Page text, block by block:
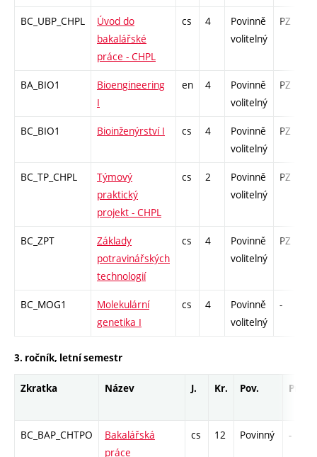
BC_UBP_CHPL
Úvod do
bakalářské
práce - CHPL
cs 4
Povinně
volitelný
PZ
BA_BIO1
Bioengineering
I
en 4
Povinně
volitelný
PZ
BC_BIO1 Bioinženýrství I cs 4
Povinně
volitelný
PZ
BC_TP_CHPL
Týmový
praktický
projekt - CHPL
cs 2
Povinně
volitelný
PZ
BC_ZPT
Základy
potravinářských
technologií
cs 4
Povinně
volitelný
PZ
BC_MOG1
Molekulární
genetika I
cs 4
Povinně
volitelný
-
3. ročník, letní semestr
Zkratka Název J. Kr. Pov. Prof.
BC_BAP_CHTPO
Bakalářská
práce
cs 12 Povinný -